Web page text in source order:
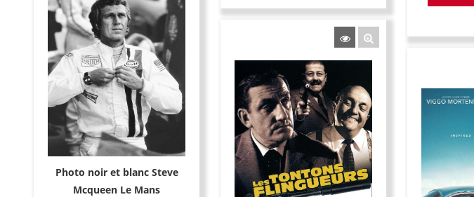
Photo noir et blanc Steve
Mcqueen Le Mans